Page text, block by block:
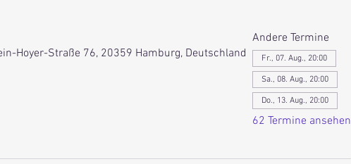
Hoyer-Straße 76, 20359 Hamburg, Deutschland
Andere Termine
Fr., 07. Aug., 20:00
Sa., 08. Aug., 20:00
Do., 13. Aug., 20:00
62 Termine ansehen